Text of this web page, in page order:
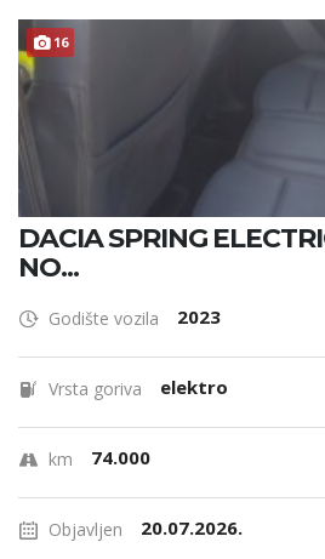
16
DACIA SPRING
NO...
Godište vozila 2023
Vrsta goriva elektro
km 74.000
Objavljen 20.07.2026.